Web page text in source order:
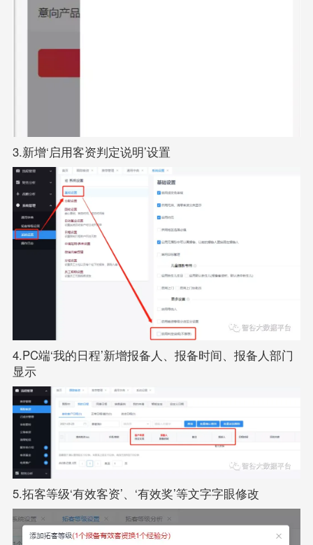
3.新增‘启用客资判定说明’设置
4.PC端‘我的日程’新增报备人、报备时间、报备人部门
显示
5.拓客等级‘有效客资’、‘有效奖’等文字字眼修改